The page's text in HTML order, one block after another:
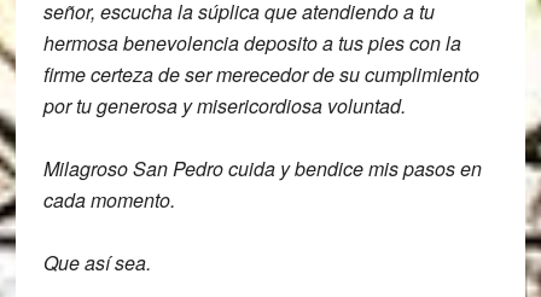
señor, escucha la súplica que atendiendo a tu
hermosa benevolencia deposito a tus piescon la
firme certeza de ser merecedor desu cumplimiento
por tu generosa ymisericordiosa voluntad.
Milagroso San Pedro cuida y bendice mispasos en
cada momento.
Que así sea.